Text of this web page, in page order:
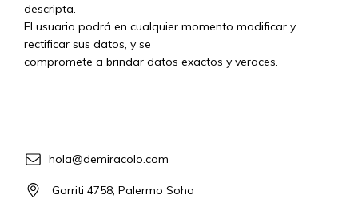
descripta.
El usuario podrá en cualquier momento modificar y
rectificar sus datos, y se
compromete a brindar datos exactos y veraces.
hola@demiracolo.com
Gorriti 4758, Palermo Soho